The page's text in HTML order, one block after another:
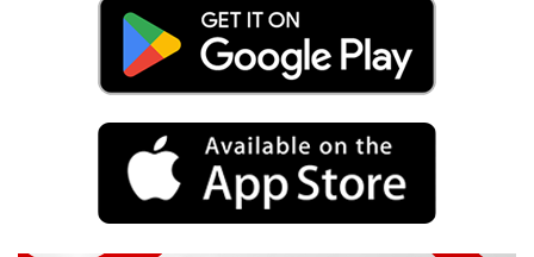
Khoa Huyễn Không Gian